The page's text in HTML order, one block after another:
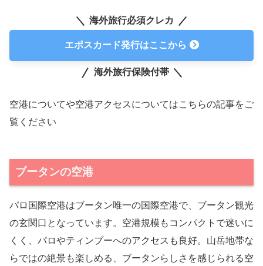
海外旅行必須クレカ
エポスカード発行はここから
海外旅行保険付帯
空港についてや空港アクセスについてはこちらの記事をご
覧ください
ブータンの空港
パロ国際空港はブータン唯一の国際空港で、ブータン観光
の玄関口となっています。空港規模もコンパクトで迷いに
くく、パロやティンプーへのアクセスも良好。山岳地帯な
らではの絶景も楽しめる、ブータンらしさを感じられる空